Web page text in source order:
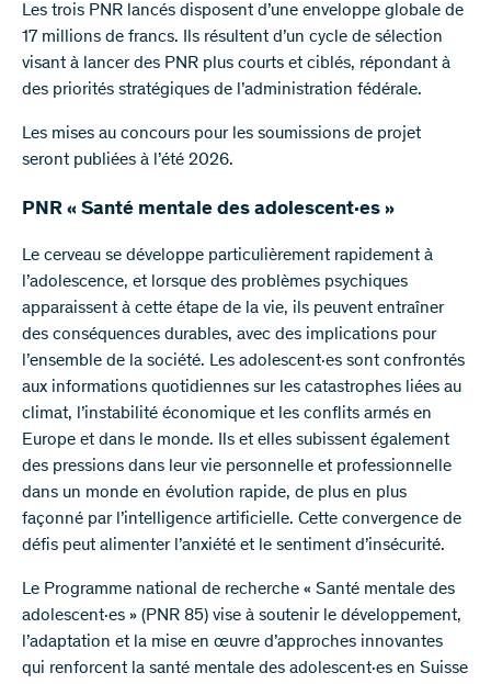
Les trois PNR lancés disposent d’une enveloppe globale de
17 millions de francs. Ils résultent d’un cycle de sélection
visant à lancer des PNR plus courts et ciblés, répondant à
des priorités stratégiques de l’administration fédérale.
Les mises au concours pour les soumissions de projet
seront publiées à l’été 2026.
PNR « Santé mentale des adolescent·es »
Le cerveau se développe particulièrement rapidement à
l’adolescence, et lorsque des problèmes psychiques
apparaissent à cette étape de la vie, ils peuvent entraîner
des conséquences durables, avec des implications pour
l’ensemble de la société. Les adolescent·es sont confrontés
aux informations quotidiennes sur les catastrophes liées au
climat, l’instabilité économique et les conflits armés en
Europe et dans le monde. Ils et elles subissent également
des pressions dans leur vie personnelle et professionnelle
dans un monde en évolution rapide, de plus en plus
façonné par l’intelligence artificielle. Cette convergence de
défis peut alimenter l’anxiété et le sentiment d’insécurité.
Le Programme national de recherche « Santé mentale des
adolescent·es » (PNR 85) vise à soutenir le développement,
l’adaptation et la mise en œuvre d’approches innovantes
qui renforcent la santé mentale des adolescent·es en Suisse